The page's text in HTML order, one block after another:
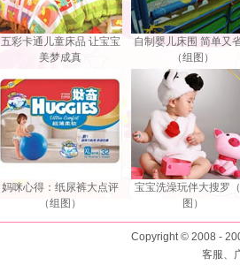
五彩卡通儿童床品 让宝宝
美梦成真
自制婴儿床围 简单又
（组图）
妈咪心得：纸尿裤大点评
（组图）
宝宝洗澡玩伴大搜罗
图）
Copyright © 2008 -
客服、